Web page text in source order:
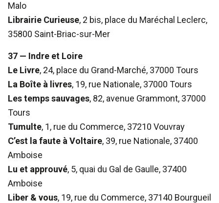
Malo
Librairie Curieuse, 2 bis, place du Maréchal Leclerc,
35800 Saint-Briac-sur-Mer
37 — Indre et Loire
Le Livre, 24, place du Grand-Marché, 37000 Tours
La Boîte à livres, 19, rue Nationale, 37000 Tours
Les temps sauvages, 82, avenue Grammont, 37000
Tours
Tumulte, 1, rue du Commerce, 37210 Vouvray
C’est la faute à Voltaire, 39, rue Nationale, 37400
Amboise
Lu et approuvé, 5, quai du Gal de Gaulle, 37400
Amboise
Liber & vous, 19, rue du Commerce, 37140 Bourgueil